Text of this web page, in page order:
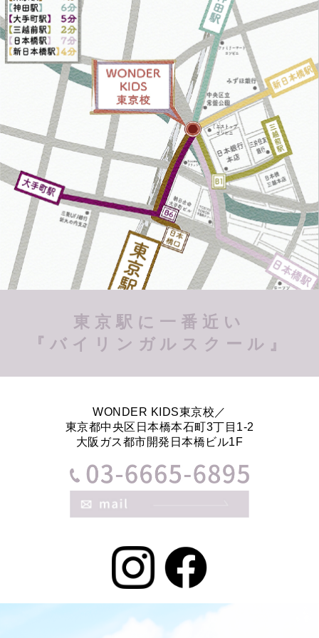
東京駅に一番近い
『バイリンガルスクール』
WONDER KIDS東京校／
東京都中央区日本橋本石町3丁目1-2
大阪ガス都市開発日本橋ビル1F